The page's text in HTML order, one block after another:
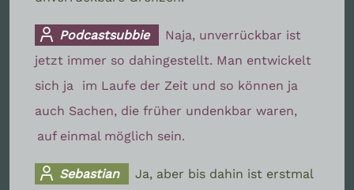
Podcastsubbie
Naja, unverrückbar ist
jetzt immer so dahingestellt. Man entwickelt
sich ja
im Laufe der Zeit und so können ja
auch Sachen, die früher undenkbar waren,
auf einmal möglich sein.
Sebastian
Ja, aber bis dahin ist erstmal